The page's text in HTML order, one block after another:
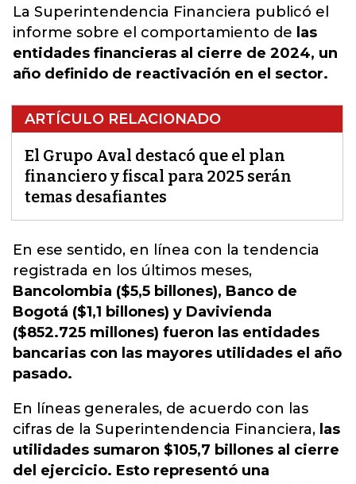
La Superintendencia Financiera publicó el
informe sobre el comportamiento de las
entidades financieras al cierre de 2024, un
año definido de reactivación en el sector.
ARTÍCULO RELACIONADO
El Grupo Aval destacó que el plan
financiero y fiscal para 2025 serán
temas desafiantes
En ese sentido, en línea con la tendencia
registrada en los últimos meses,
Bancolombia ($5,5 billones), Banco de
Bogotá ($1,1 billones) y Davivienda
($852.725 millones) fueron las entidades
bancarias con las mayores utilidades el año
pasado.
En líneas generales, de acuerdo con las
cifras de la Superintendencia Financiera, las
utilidades sumaron $105,7 billones al cierre
del ejercicio. Esto representó una